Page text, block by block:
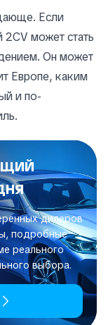
Если
2CV может стать
Он может
Европе, каким
и по-
дилеров
подробные
реального
выбора.